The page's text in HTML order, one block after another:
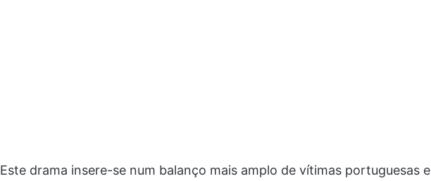
Este drama insere-se num balanço mais amplo de vítimas portuguesas e